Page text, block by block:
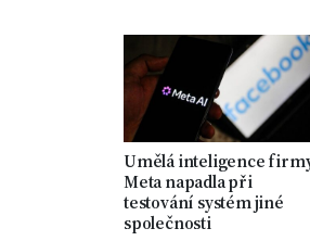
Umělá inteligence
Meta napadla při
testování systém jiné
společnosti